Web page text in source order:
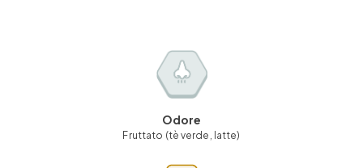
Odore
Fruttato (tè verde, latte)